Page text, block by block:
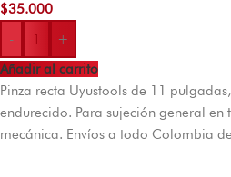
$35.000
-
+
Añadir al carrito
Pinza recta Uyustools de 11
endurecido. Para sujeción general en
mecánica. Envíos a todo Colombia